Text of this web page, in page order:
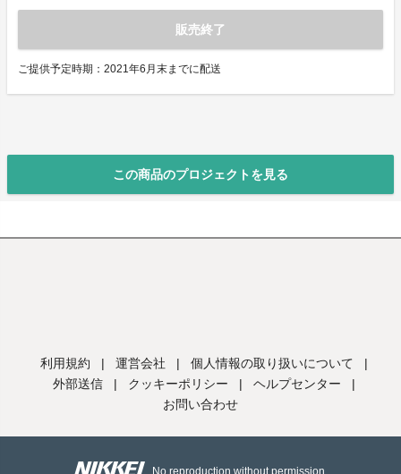
販売終了
ご提供予定時期：2021年6月末までに配送
この商品のプロジェクトを見る
利用規約 | 運営会社 | 個人情報の取り扱いについて
|
外部送信
| クッキーポリシー | ヘルプセンター
|
お問い合わせ
No reproduction without permission.